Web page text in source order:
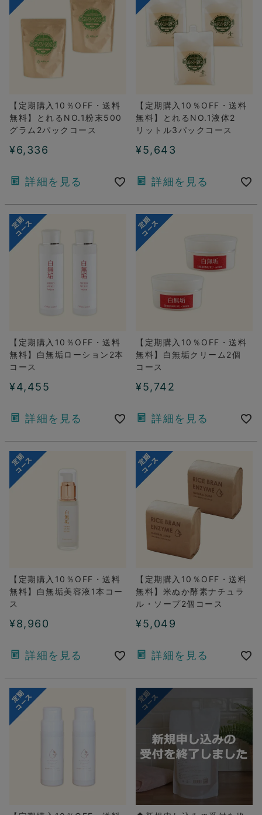
【定期購入10％OFF・送料
無料】とれるNO.1粉末500
グラム2パックコース
¥6,336
詳細を見る
【定期購入10％OFF・送料
無料】とれるNO.1液体2
リットル3パックコース
¥5,643
詳細を見る
【定期購入10％OFF・送料
無料】白無垢ローション2本
コース
¥4,455
詳細を見る
【定期購入10％OFF・送料
無料】白無垢クリーム2個
コース
¥5,742
詳細を見る
【定期購入10％OFF・送料
無料】白無垢美容液1本コー
ス
¥8,960
詳細を見る
【定期購入10％OFF・送料
無料】米ぬか酵素ナチュラ
ル・ソープ2個コース
¥5,049
詳細を見る